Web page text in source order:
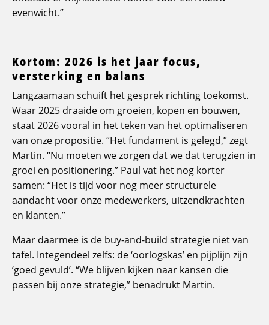
evenwicht.”
Kortom: 2026 is het jaar focus,
versterking en balans
Langzaamaan schuift het gesprek richting toekomst.
Waar 2025 draaide om groeien, kopen en bouwen,
staat 2026 vooral in het teken van het optimaliseren
van onze propositie. “Het fundament is gelegd,” zegt
Martin. “Nu moeten we zorgen dat we dat terugzien in
groei en positionering.” Paul vat het nog korter
samen: “Het is tijd voor nog meer structurele
aandacht voor onze medewerkers, uitzendkrachten
en klanten.”
Maar daarmee is de buy-and-build strategie niet van
tafel. Integendeel zelfs: de ‘oorlogskas’ en pijplijn zijn
‘goed gevuld’. “We blijven kijken naar kansen die
passen bij onze strategie,” benadrukt Martin.